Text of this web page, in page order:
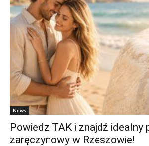
News
Powiedz TAK i znajdź idealny
zaręczynowy w Rzeszowie!